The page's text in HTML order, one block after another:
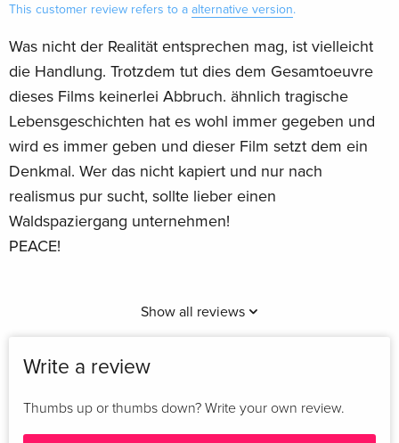
This customer review refers to a alternative version.
Was nicht der Realität entsprechen mag, ist vielleicht
die Handlung. Trotzdem tut dies dem Gesamtoeuvre
dieses Films keinerlei Abbruch. ähnlich tragische
Lebensgeschichten hat es wohl immer gegeben und
wird es immer geben und dieser Film setzt dem ein
Denkmal. Wer das nicht kapiert und nur nach
realismus pur sucht, sollte lieber einen
Waldspaziergang unternehmen!
PEACE!
Show all reviews
Write a review
Thumbs up or thumbs down? Write your own review.